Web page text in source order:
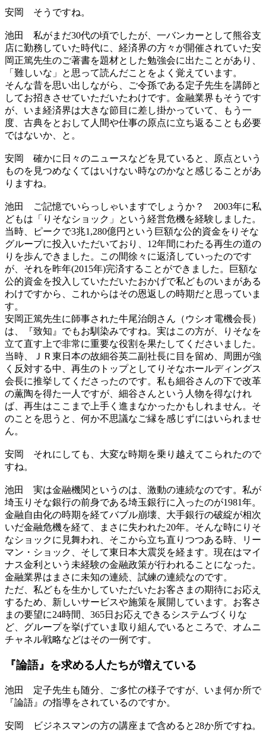
安岡 そうですね。
池田
私がまだ30代の頃でしたが、一バンカーとして熊谷支
店に勤務していた時代に、経済界の方々が開催されていた安
岡正篤先生のご著書を題材とした勉強会に出たことがあり、
「難しいな」と思って読んだことをよく覚えています。
そんな昔を思い出しながら、ご令孫である定子先生を講師と
してお招きさせていただいたわけです。金融業界もそうです
が、いま経済界は大きな節目に差し掛かっていて、もう一
度、古典をとおして人間や仕事の原点に立ち返ることも必要
ではないか、と。
安岡
確かに日々のニュースなどを見ていると、原点という
ものを見つめなくてはいけない時なのかなと感じることがあ
りますね。
池田
ご記憶でいらっしゃいますでしょうか？ 2003年に私
どもは「りそなショック」という経営危機を経験しました。
当時、ピークで3兆1,280億円という巨額な公的資金をりそな
グループに投入いただいており、12年間にわたる再生の道の
りを歩んできました。この間徐々に返済していったのです
が、それを昨年(2015年)完済することができました。巨額な
公的資金を投入していただいたおかげで私どものいまがある
わけですから、これからはその恩返しの時期だと思っていま
す。
安岡正篤先生に師事された牛尾治朗さん（ウシオ電機会長）
は、『致知』でもお馴染みですね。実はこの方が、りそなを
立て直す上で非常に重要な役割を果たしてくださいました。
当時、ＪＲ東日本の故細谷英二副社長に目を留め、周囲が強
く反対する中、再生のトップとしてりそなホールディングス
会長に推挙してくださったのです。私も細谷さんの下で改革
の薫陶を得た一人ですが、細谷さんという人物を得なけれ
ば、再生はここまで上手く進まなかったかもしれません。そ
のことを思うと、何か不思議なご縁を感じずにはいられませ
ん。
安岡
それにしても、大変な時期を乗り越えてこられたので
すね。
池田
実は金融機関というのは、激動の連続なのです。私が
埼玉りそな銀行の前身である埼玉銀行に入ったのが1981年。
金融自由化の時期を経てバブル崩壊、大手銀行の破綻が相次
いだ金融危機を経て、まさに失われた20年。そんな時にりそ
なショックに見舞われ、そこから立ち直りつつある時、リー
マン・ショック、そして東日本大震災を経ます。現在はマイ
ナス金利という未経験の金融政策が行われることになった。
金融業界はまさに未知の連続、試練の連続なのです。
ただ、私どもを生かしていただいたお客さまの期待にお応え
するため、新しいサービスや施策を展開しています。お客さ
まの要望に24時間、365日お応えできるシステムづくりな
ど、グループを挙げていま取り組んでいるところで、オムニ
チャネル戦略などはその一例です。
『論語』を求める人たちが増えている
池田
定子先生も随分、ご多忙の様子ですが、いま何か所で
『論語』の指導をされているのですか。
安岡 ビジネスマンの方の講座まで含めると28か所ですね。